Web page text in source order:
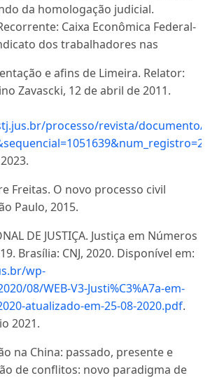
da homologação judicial.
Caixa Econômica Federal-
dos trabalhadores nas
e afins de Limeira. Relator:
Zavascki, 12 de abril de 2011.
processo/revista/documento/
Freitas. O novo processo civil
Paulo, 2015.
DE JUSTIÇA. Justiça em Números
Brasília: CNJ, 2020. Disponível em:
wp-
08/WEB-V3-Justi%C3%A7a-em-
atualizado-em-25-08-2020.pdf.
2021.
na China: passado, presente e
de conflitos: novo paradigma de